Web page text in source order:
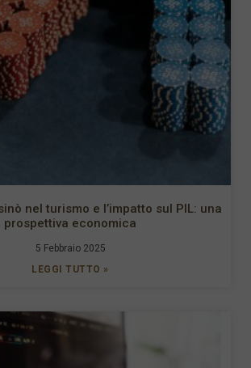
nel turismo e l’impatto sul PIL: una
prospettiva economica
5 Febbraio 2025
LEGGI TUTTO »